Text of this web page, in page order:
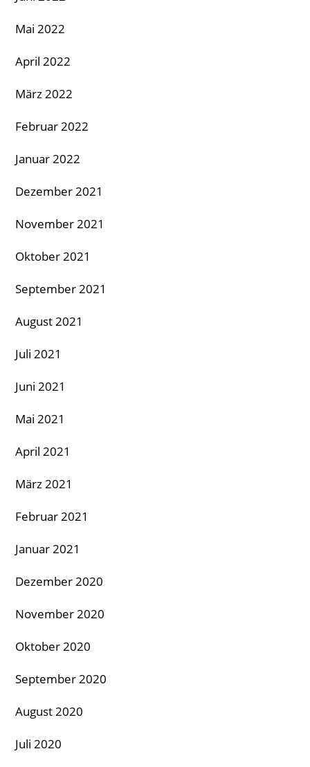
Mai 2022
April 2022
März 2022
Februar 2022
Januar 2022
Dezember 2021
November 2021
Oktober 2021
September 2021
August 2021
Juli 2021
Juni 2021
Mai 2021
April 2021
März 2021
Februar 2021
Januar 2021
Dezember 2020
November 2020
Oktober 2020
September 2020
August 2020
Juli 2020